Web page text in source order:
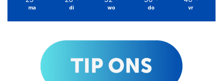
ma di wo do vr